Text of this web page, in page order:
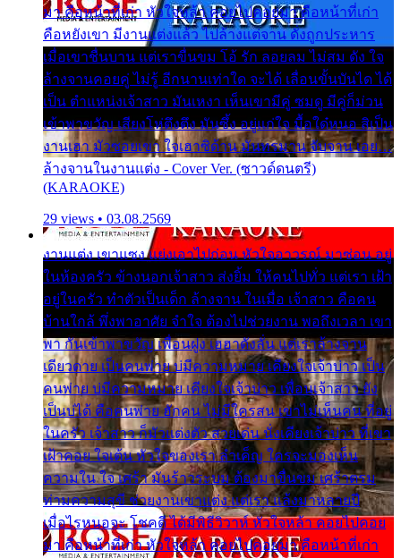
มา คือหน้าที่เก่า หัวใจหล้า คอยไปคอยมา คือหน้าที่เก่า
คือหยังเขา มีงานแต่งแล้ว ไปล้างแต่จาน ดั่งถูกประหาร
เมื่อเขาชื่นบาน แต่เราขื่นขม โอ้ รัก ลอยลม ไม่สม ดัง ใจ
ล้างจานคอยคู่ ไม่รู้ อีกนานเท่าใด จะได้ เลื่อนขั้นบันได ได้
เป็น ตำแหน่งเจ้าสาว มันเหงา เห็นเขามีคู่ ซมดู มีคู่ก็ม่วน
เข้าพาขวัญ เสียงโห่ตึงตึง มันซึ้ง อยู่แก่ใจ มื้อใด๋หนอ สิเป็น
งานเฮา มัวซอยเขา ใจเฮาซิด้าน มันทรมาน จับจาน เอย…
ล้างจานในงานแต่ง - Cover Ver. (ซาวด์ดนตรี)
(KARAOKE)
29 views • 03.08.2569
งานแต่ง เขาแซง แย่งเอาไปก่อน หัวใจอาวรณ์ มาซ่อน อยู่
ในห้องครัว ข้างนอกเจ้าสาว ส่งยิ้ม ให้คนไปทั่ว แต่เรา เฝ้า
อยู่ในครัว ทำตัวเป็นเด็ก ล้างจาน ในเมื่อ เจ้าสาว คือคน
บ้านใกล้ พึ่งพาอาศัย จำใจ ต้องไปช่วยงาน พอถึงเวลา เขา
พา กันเข้าพาขวัญ เพื่อนฝูง เฮฮาดังลั่น แต่เราล้างจาน
เดียวดาย เป็นคนพ่าย บ่มีความหมาย เคียงใจเจ้าบ่าว เป็น
คนพ่าย บ่มีความหมาย เคียงใจเจ้าบ่าว เพื่อนเจ้าสาว ยัง
เป็นบ่ได้ คือคนพ่าย ฮักคน ไม่มีใครสน เขาไม่เห็นคน ที่อยู่
ในครัว เจ้าสาว ก็มัวแต่งตัว สวยเด่น นั่งเคียงเจ้าบ่าว ที่เขา
เฝ้าคอย ใจเต้น หัวใจของเรา ลำเค็ญ ใครจะมองเห็น
ความใน ใจ เศร้า มันร้าวระบม ต้องมาขื่นขม เศร้าตรม
ท่ามความสุขี ช่วยงานเขาแต่ง แต่เรา แล้งมาหลายปี
เมื่อไรหนอจะ โชคดี ได้มีพิธีวิวาห์ หัวใจหล้า คอยไปคอย
มา คือหน้าที่เก่า หัวใจหล้า คอยไปคอยมา คือหน้าที่เก่า